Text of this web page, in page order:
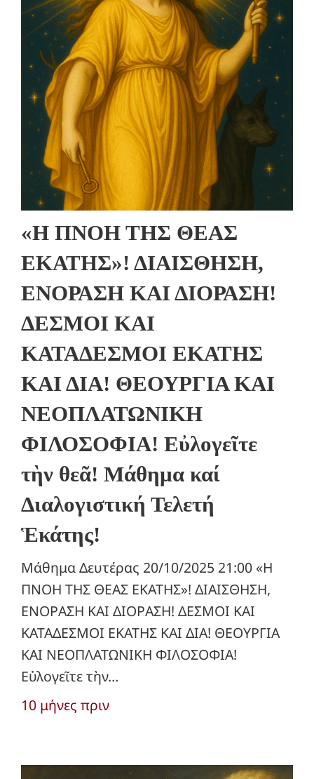
«Η ΠΝΟΗ ΤΗΣ ΘΕΑΣ
ΕΚΑΤΗΣ»! ΔΙΑΙΣΘΗΣΗ,
ΕΝΟΡΑΣΗ ΚΑΙ ΔΙΟΡΑΣΗ!
ΔΕΣΜΟΙ ΚΑΙ
ΚΑΤΑΔΕΣΜΟΙ ΕΚΑΤΗΣ
ΚΑΙ ΔΙΑ! ΘΕΟΥΡΓΙΑ ΚΑΙ
ΝΕΟΠΛΑΤΩΝΙΚΗ
ΦΙΛΟΣΟΦΙΑ! Εὐλογεῖτε
τὴν θεᾶ! Μάθημα καί
Διαλογιστική Τελετή
Ἑκάτης!
Μάθημα Δευτέρας 20/10/2025 21:00 «Η
ΠΝΟΗ ΤΗΣ ΘΕΑΣ ΕΚΑΤΗΣ»! ΔΙΑΙΣΘΗΣΗ,
ΕΝΟΡΑΣΗ ΚΑΙ ΔΙΟΡΑΣΗ! ΔΕΣΜΟΙ ΚΑΙ
ΚΑΤΑΔΕΣΜΟΙ ΕΚΑΤΗΣ ΚΑΙ ΔΙΑ! ΘΕΟΥΡΓΙΑ
ΚΑΙ ΝΕΟΠΛΑΤΩΝΙΚΗ ΦΙΛΟΣΟΦΙΑ!
Εὐλογεῖτε τὴν…
10 μήνες πριν